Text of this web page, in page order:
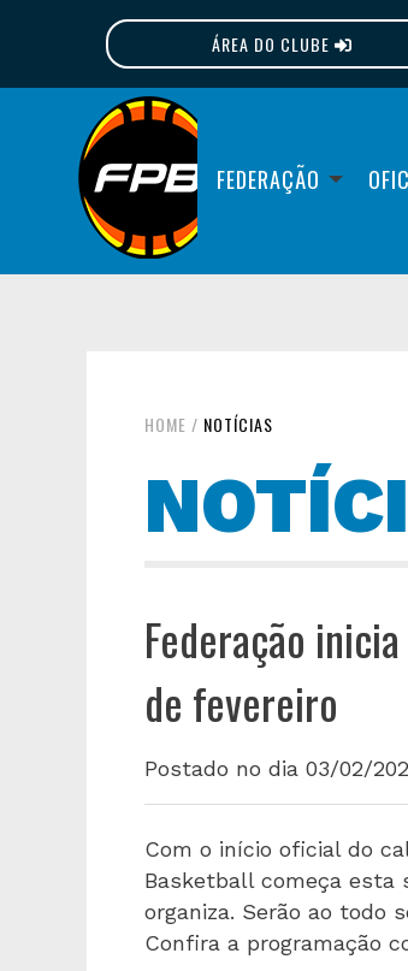
ÁREA DO CLUBE
FEDERAÇÃO
HOME / NOTÍCIAS
Federação
de fevereiro
Postado no dia 03/02/
Com o início oficial do
Basketball começa esta
organiza. Serão ao todo
Confira a programação